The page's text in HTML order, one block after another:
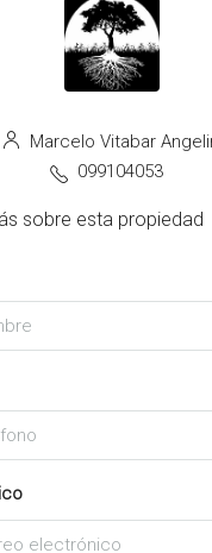
Marcelo Vitabar
099104053
sobre esta propiedad